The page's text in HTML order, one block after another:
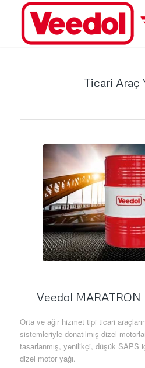
Ticari Araç
Veedol
Orta ve ağır hizmet tipi ticari
sistemleriyle donatılmış dizel
tasarlanmış, yenilikçi, düşük SAPS
dizel motor yağı.